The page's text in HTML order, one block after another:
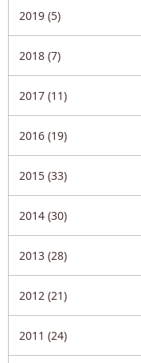
2019 (5)
2018 (7)
2017 (11)
2016 (19)
2015 (33)
2014 (30)
2013 (28)
2012 (21)
2011 (24)